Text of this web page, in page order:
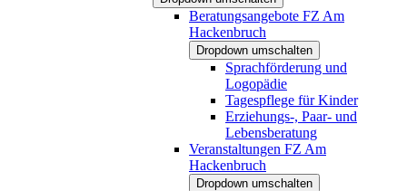
Beratungsangebote FZ Am
Hackenbruch
Dropdown umschalten
Sprachförderung und
Logopädie
Tagespflege für Kinder
Erziehungs-, Paar- und
Lebensberatung
Veranstaltungen FZ Am
Hackenbruch
Dropdown umschalten